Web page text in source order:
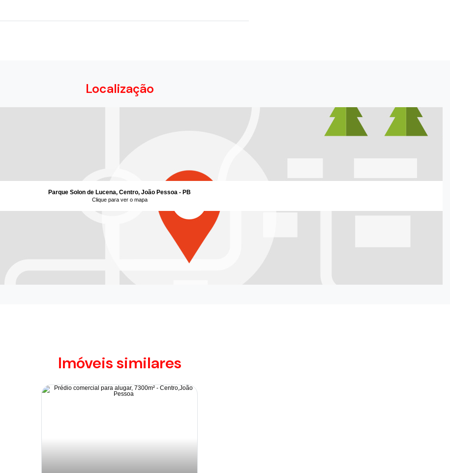
Localização
Parque Solon de Lucena, Centro, João Pessoa - PB
Clique para ver o mapa
Imóveis similares